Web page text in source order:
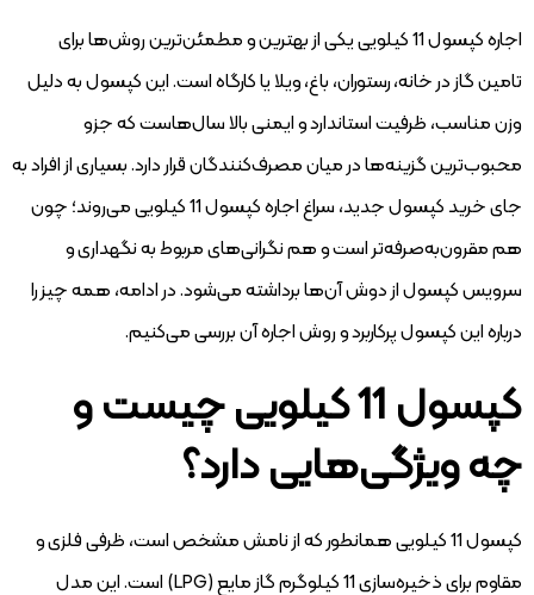
اجاره کپسول 11 کیلویی یکی از بهترین و مطمئن‌ترین روش‌ها برای
تامین گاز در خانه، رستوران، باغ، ویلا یا کارگاه است. این کپسول به دلیل
وزن مناسب، ظرفیت استاندارد و ایمنی بالا سال‌هاست که جزو
محبوب‌ترین گزینه‌ها در میان مصرف‌کنندگان قرار دارد. بسیاری از افراد به
جای خرید کپسول جدید، سراغ اجاره کپسول 11 کیلویی می‌روند؛ چون
هم مقرون‌به‌صرفه‌تر است و هم نگرانی‌های مربوط به نگهداری و
سرویس کپسول از دوش آن‌ها برداشته می‌شود. در ادامه، همه چیز را
درباره این کپسول پرکاربرد و روش اجاره آن بررسی می‌کنیم.
کپسول 11 کیلویی چیست و
چه ویژگی‌هایی دارد؟
کپسول 11 کیلویی همانطور که از نامش مشخص است، ظرفی فلزی و
مقاوم برای ذخیره‌سازی 11 کیلوگرم گاز مایع (LPG) است. این مدل